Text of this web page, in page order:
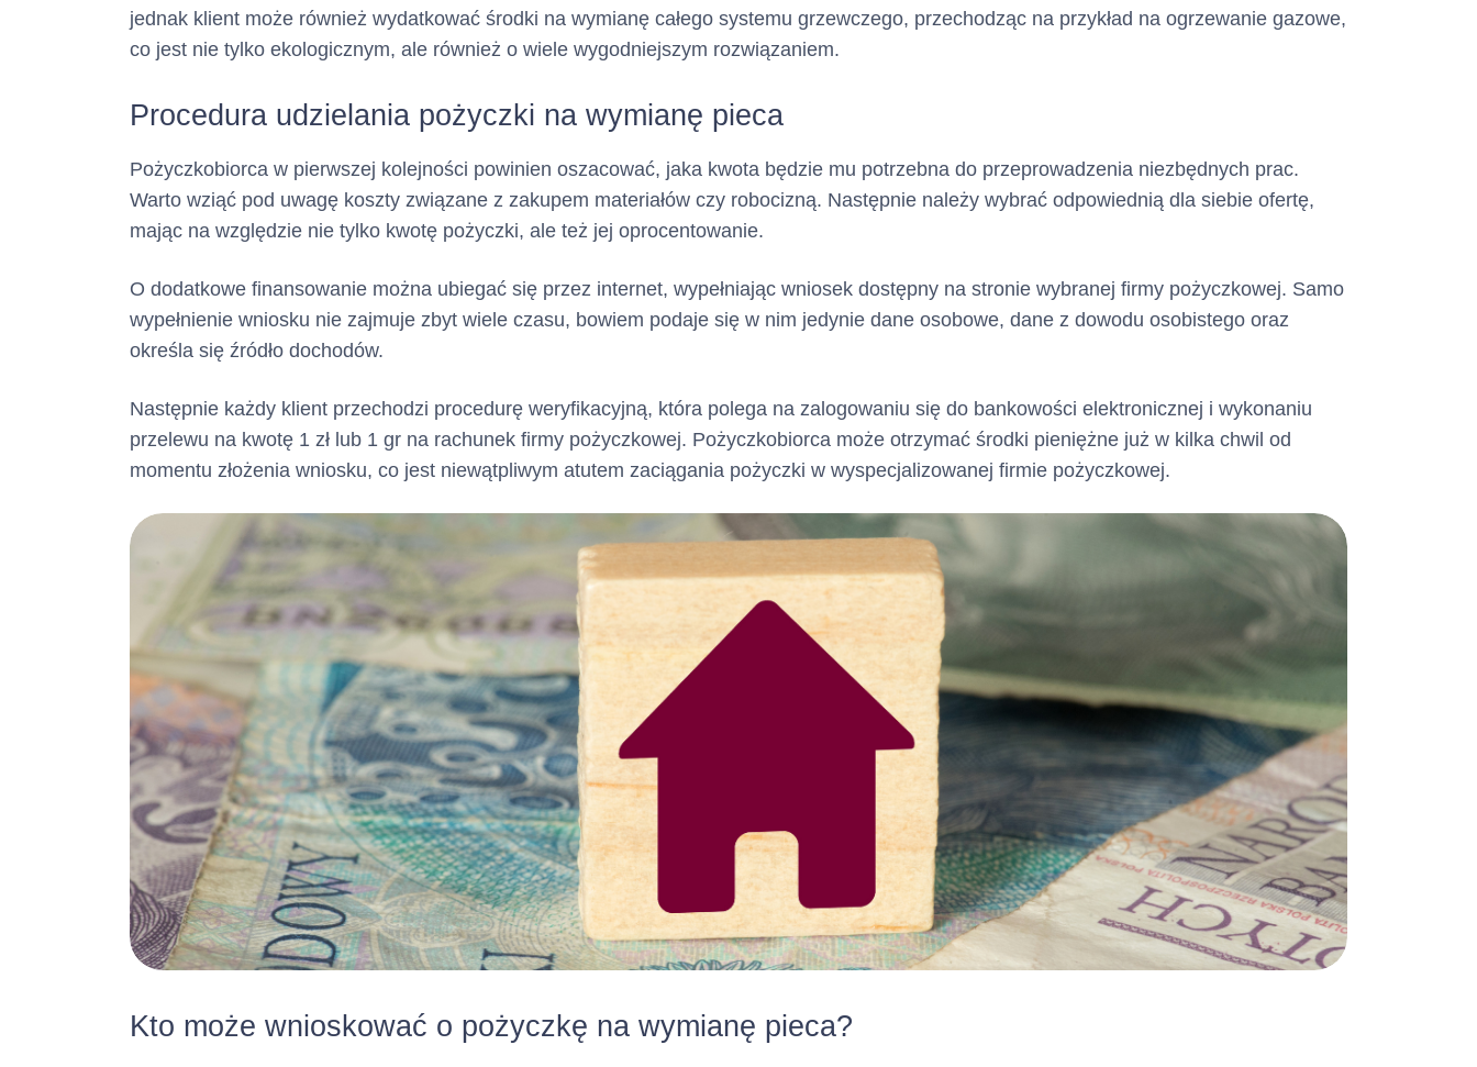
jednak klient może również wydatkować środki na wymianę całego systemu grzewczego, przechodząc na przykład na ogrzewanie gazowe,
co jest nie tylko ekologicznym, ale również o wiele wygodniejszym rozwiązaniem.
Procedura udzielania pożyczki na wymianę pieca
Pożyczkobiorca w pierwszej kolejności powinien oszacować, jaka kwota będzie mu potrzebna do przeprowadzenia niezbędnych prac.
Warto wziąć pod uwagę koszty związane z zakupem materiałów czy robocizną. Następnie należy wybrać odpowiednią dla siebie ofertę,
mając na względzie nie tylko kwotę pożyczki, ale też jej oprocentowanie.
O dodatkowe finansowanie można ubiegać się przez internet, wypełniając wniosek dostępny na stronie wybranej firmy pożyczkowej. Samo
wypełnienie wniosku nie zajmuje zbyt wiele czasu, bowiem podaje się w nim jedynie dane osobowe, dane z dowodu osobistego oraz
określa się źródło dochodów.
Następnie każdy klient przechodzi procedurę weryfikacyjną, która polega na zalogowaniu się do bankowości elektronicznej i wykonaniu
przelewu na kwotę 1 zł lub 1 gr na rachunek firmy pożyczkowej. Pożyczkobiorca może otrzymać środki pieniężne już w kilka chwil od
momentu złożenia wniosku, co jest niewątpliwym atutem zaciągania pożyczki w wyspecjalizowanej firmie pożyczkowej.
Kto może wnioskować o pożyczkę na wymianę pieca?